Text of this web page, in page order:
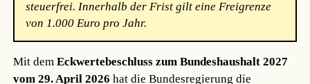
steuerfrei. Innerhalb der Frist gilt eine Freigrenze
von 1.000 Euro pro Jahr.
Mit demEckwertebeschluss zum Bundeshaushalt 2027
vom 29. April 2026 hat die Bundesregierung die